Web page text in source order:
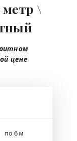
метр \
цене
по 6 м